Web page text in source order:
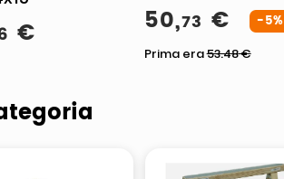
€ 50,73 € -5%
Prima era53.48€